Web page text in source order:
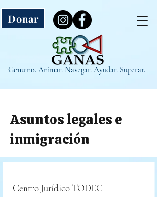
Donar
Genuino. Animar. Navegar. Ayudar. Superar.
Asuntos legales e
inmigración
Centro Jurídico TODEC